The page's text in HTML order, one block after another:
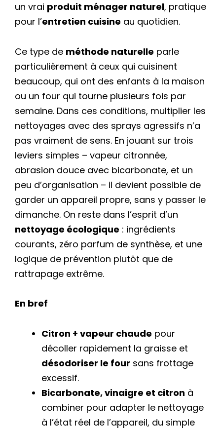
un vrai produit ménager naturel, pratique
pour l’entretien cuisine au quotidien.
Ce type de méthode naturelle parle
particulièrement à ceux qui cuisinent
beaucoup, qui ont des enfants à la maison
ou un four qui tourne plusieurs fois par
semaine. Dans ces conditions, multiplier les
nettoyages avec des sprays agressifs n’a
pas vraiment de sens. En jouant sur trois
leviers simples – vapeur citronnée,
abrasion douce avec bicarbonate, et un
peu d’organisation – il devient possible de
garder un appareil propre, sans y passer le
dimanche. On reste dans l’esprit d’un
nettoyage écologique : ingrédients
courants, zéro parfum de synthèse, et une
logique de prévention plutôt que de
rattrapage extrême.
En bref
Citron + vapeur chaude pour
décoller rapidement la graisse et
désodoriser le four sans frottage
excessif.
Bicarbonate, vinaigre et citron à
combiner pour adapter le nettoyage
à l’état réel de l’appareil, du simple